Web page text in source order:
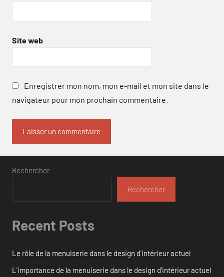
Site web
Enregistrer mon nom, mon e-mail et mon site dans le
navigateur pour mon prochain commentaire.
Rechercher
Rechercher
Recent Posts
Le rôle de la menuiserie dans le design d’intérieur actuel
L’importance de la menuiserie dans le design d’intérieur actuel